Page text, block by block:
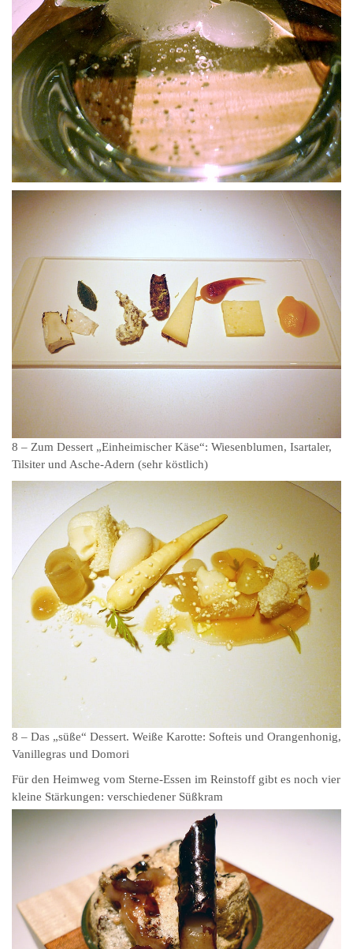
8 – Zum Dessert „Einheimischer Käse“: Wiesenblumen, Isartaler,
Tilsiter und Asche-Adern (sehr köstlich)
8 – Das „süße“ Dessert. Weiße Karotte: Softeis und Orangenhonig,
Vanillegras und Domori
Für den Heimweg vom Sterne-Essen im Reinstoff gibt es noch vier
kleine Stärkungen: verschiedener Süßkram